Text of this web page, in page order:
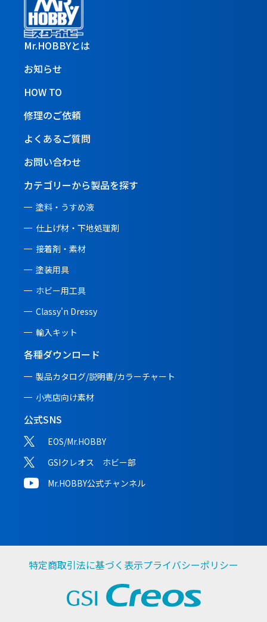
Mr.HOBBYとは
お知らせ
HOW TO
修理のご依頼
よくあるご質問
お問い合わせ
カテゴリーから製品を探す
塗料・うすめ液
仕上げ材・下地処理剤
接着剤・素材
塗装用具
ホビー用工具
Classy'n Dressy
輸入キット
各種ダウンロード
製品カタログ/説明書/カラーチャート
小売店向け素材
公式SNS
EOS/Mr.HOBBY
GSIクレオス ホビー部
Mr.HOBBY公式チャンネル
特定商取引法に基づく表示プライバシーポリシー